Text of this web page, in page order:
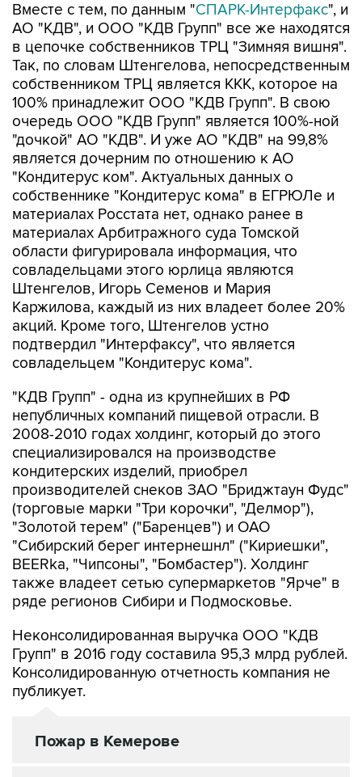
Вместе с тем, по данным "СПАРК-Интерфакс", и
АО "КДВ", и ООО "КДВ Групп" все же находятся
в цепочке собственников ТРЦ "Зимняя вишня".
Так, по словам Штенгелова, непосредственным
собственником ТРЦ является ККК, которое на
100% принадлежит ООО "КДВ Групп". В свою
очередь ООО "КДВ Групп" является 100%-ной
"дочкой" АО "КДВ". И уже АО "КДВ" на 99,8%
является дочерним по отношению к АО
"Кондитерус ком". Актуальных данных о
собственнике "Кондитерус кома" в ЕГРЮЛе и
материалах Росстата нет, однако ранее в
материалах Арбитражного суда Томской
области фигурировала информация, что
совладельцами этого юрлица являются
Штенгелов, Игорь Семенов и Мария
Каржилова, каждый из них владеет более 20%
акций. Кроме того, Штенгелов устно
подтвердил "Интерфаксу", что является
совладельцем "Кондитерус кома".
"КДВ Групп" - одна из крупнейших в РФ
непубличных компаний пищевой отрасли. В
2008-2010 годах холдинг, который до этого
специализировался на производстве
кондитерских изделий, приобрел
производителей снеков ЗАО "Бриджтаун Фудс"
(торговые марки "Три корочки", "Делмор"),
"Золотой терем" ("Баренцев") и ОАО
"Сибирский берег интернешнл" ("Кириешки",
BEERka, "Чипсоны", "Бомбастер"). Холдинг
также владеет сетью супермаркетов "Ярче" в
ряде регионов Сибири и Подмосковье.
Неконсолидированная выручка ООО "КДВ
Групп" в 2016 году составила 95,3 млрд рублей.
Консолидированную отчетность компания не
публикует.
Пожар в Кемерове